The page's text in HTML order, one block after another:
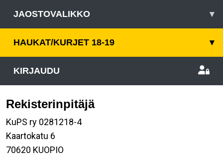
JAOSTOVALIKKO ▾
HAUKAT/KURJET 18-19 ▾
KIRJAUDU
Rekisterinpitäjä
KuPS ry 0281218-4
Kaartokatu 6
70620 KUOPIO